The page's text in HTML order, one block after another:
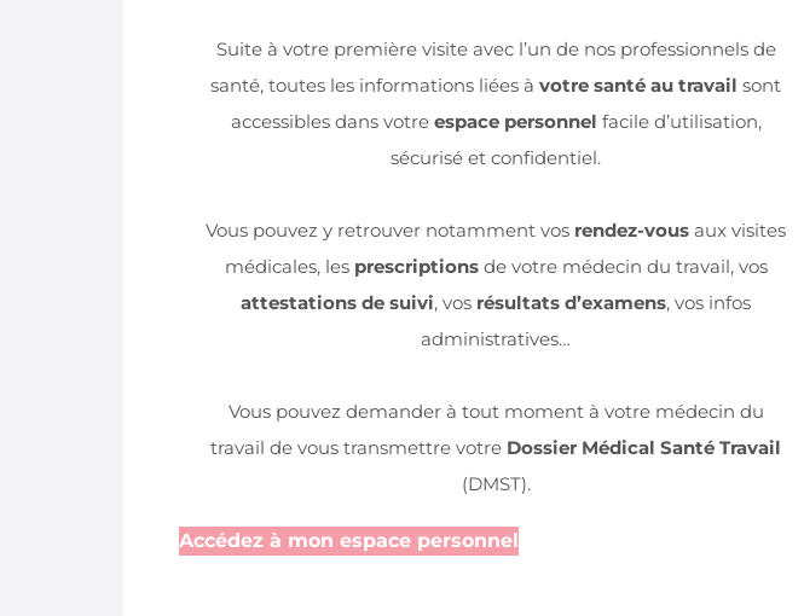
Suite à votre première visite avec l’un de nos professionnels de
santé, toutes les informations liées à votre santé au travail sont
accessibles dans votre espace personnel facile d’utilisation,
sécurisé et confidentiel.
Vous pouvez y retrouver notamment vos rendez-vous aux visites
médicales, les prescriptionsde votre médecin du travail, vos
attestations de suivi, vos résultats d’examens, vos infos
administratives…
Vous pouvez demander à tout moment à votre médecin du
travail de vous transmettre votre Dossier Médical Santé Travail
(DMST).
Accédez à mon espace personnel